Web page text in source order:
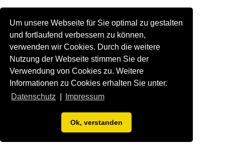
Um unsere Webseite für Sie optimal zu gestalten
und fortlaufend verbessern zu können,
verwenden wir Cookies. Durch die weitere
Nutzung der Webseite stimmen Sie der
Verwendung von Cookies zu. Weitere
Informationen zu Cookies erhalten Sie unter.
Datenschutz
Impressum
Ok, verstanden